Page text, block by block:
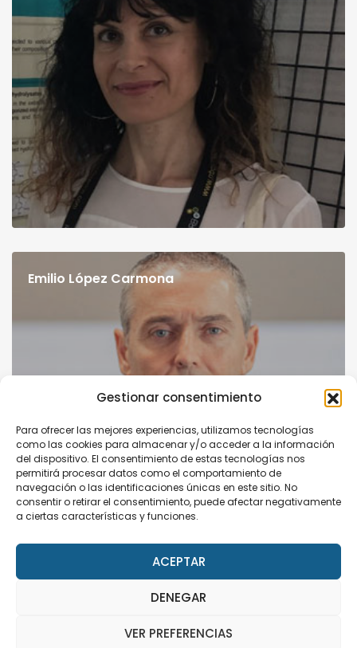
Gestionar consentimiento
Para ofrecer las mejores experiencias, utilizamos tecnologías
como las cookies para almacenar y/o acceder a la información
del dispositivo. El consentimiento de estas tecnologías nos
permitirá procesar datos como el comportamiento de
navegación o las identificaciones únicas en este sitio. No
consentir o retirar el consentimiento, puede afectar negativamente
a ciertas características y funciones.
ACEPTAR
DENEGAR
VER PREFERENCIAS
Emilio López Carmona
Miguel Ángel Sánchez Gatón
I Accept